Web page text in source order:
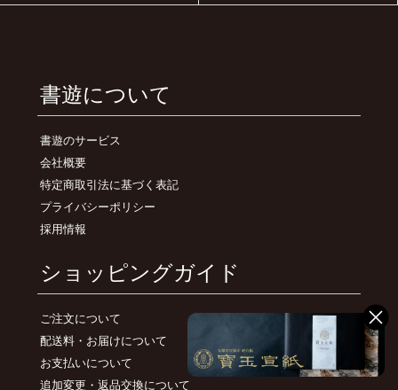
書遊について
書遊のサービス
会社概要
特定商取引法に基づく表記
プライバシーポリシー
採用情報
ショッピングガイド
ご注文について
配送料・お届けについて
お支払いについて
追加変更・返品交換について